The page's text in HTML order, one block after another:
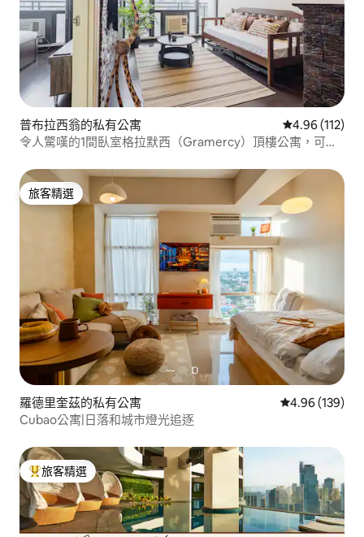
普布拉西翁的私有公寓 從 112 則評價
4.96 (112)
令人驚嘆的1間臥室格拉默西（Gramercy）頂樓公寓，可欣
旅客精選
旅客精選
羅德里奎茲的私有公寓 從 139 則評價
4.96 (139)
Cubao公寓|日落和城市燈光追逐
旅客精選榜首
旅客精選